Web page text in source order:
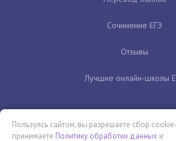
Сочинение ЕГЭ
Отзывы
Лучшие онлайн-школы
Пользуясь сайтом, вы разрешаете сбор
принимаете Политику обработки данных и